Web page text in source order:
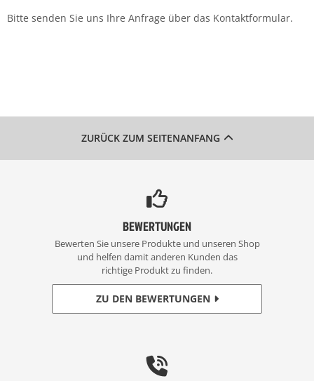
Bitte senden Sie uns Ihre Anfrage über das Kontaktformular.
ZURÜCK ZUM SEITENANFANG
BEWERTUNGEN
Bewerten Sie unsere Produkte und unseren Shop
und helfen damit anderen Kunden das
richtige Produkt zu finden.
ZU DEN BEWERTUNGEN
300-310 (1)